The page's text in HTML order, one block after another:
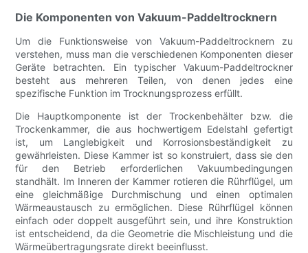
Die Komponenten von Vakuum-Paddeltrocknern
Um die Funktionsweise von Vakuum-Paddeltrocknern zu
verstehen, muss man die verschiedenen Komponenten dieser
Geräte betrachten. Ein typischer Vakuum-Paddeltrockner
besteht aus mehreren Teilen, von denen jedes eine
spezifische Funktion im Trocknungsprozess erfüllt.
Die Hauptkomponente ist der Trockenbehälter bzw. die
Trockenkammer, die aus hochwertigem Edelstahl gefertigt
ist, um Langlebigkeit und Korrosionsbeständigkeit zu
gewährleisten. Diese Kammer ist so konstruiert, dass sie den
für den Betrieb erforderlichen Vakuumbedingungen
standhält. Im Inneren der Kammer rotieren die Rührflügel, um
eine gleichmäßige Durchmischung und einen optimalen
Wärmeaustausch zu ermöglichen. Diese Rührflügel können
einfach oder doppelt ausgeführt sein, und ihre Konstruktion
ist entscheidend, da die Geometrie die Mischleistung und die
Wärmeübertragungsrate direkt beeinflusst.